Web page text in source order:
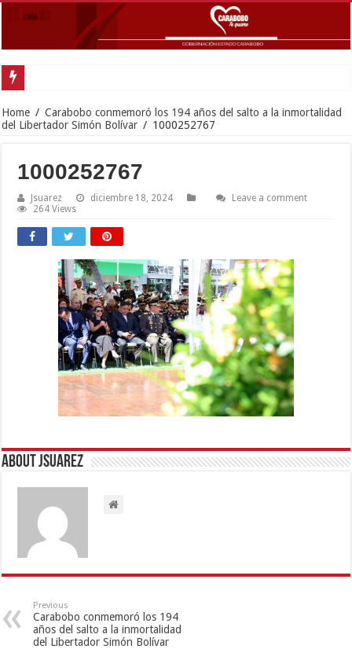
Home / Carabobo conmemoró los 194 años del salto a la inmortalidad
del Libertador Simón Bolívar / 1000252767
1000252767
Jsuarez diciembre 18, 2024
Leave a comment
264 Views
About Jsuarez
Previous
Carabobo conmemoró los 194
años del salto a la inmortalidad
del Libertador Simón Bolívar